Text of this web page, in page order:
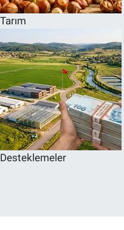
Tarım
Desteklemeler